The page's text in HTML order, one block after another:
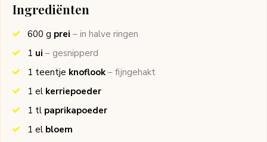
Ingrediënten
600 g prei – in halve ringen
1 ui – gesnipperd
1 teentje knoflook – fijngehakt
1 el kerriepoeder
1 tl paprikapoeder
1 el bloem